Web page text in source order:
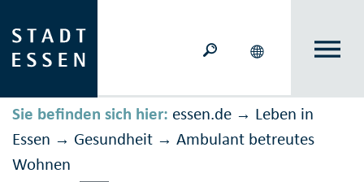
Sie befinden sich hier: essen.de → Leben in
Essen → Gesundheit → Ambulant betreutes
Wohnen